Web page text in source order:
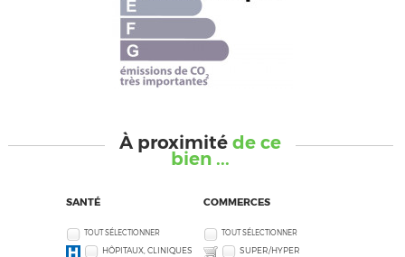
À proximitéde ce
bien ...
SANTÉ
TOUT SÉLECTIONNER
HÔPITAUX, CLINIQUES
COMMERCES
TOUT SÉLECTIONNER
SUPER/HYPER